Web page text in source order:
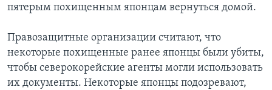
пятерым похищенным японцам вернуться домой.
Правозащитные организации считают, что
некоторые похищенные ранее японцы были убиты,
чтобы северокорейские агенты могли использовать
их документы. Некоторые японцы подозревают,